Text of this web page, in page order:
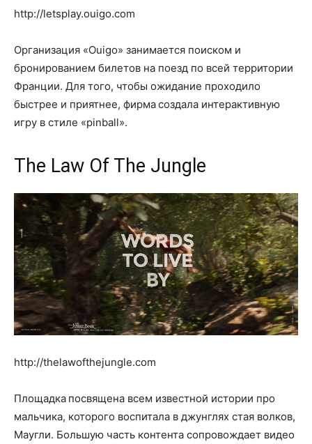
http://letsplay.ouigo.com
Организация «Ouigo» занимается поиском и
бронированием билетов на поезд по всей территории
Франции. Для того, чтобы ожидание проходило
быстрее и приятнее, фирма создала интерактивную
игру в стиле «pinball».
The Law Of The Jungle
http://thelawofthejungle.com
Площадка посвящена всем известной истории про
мальчика, которого воспитала в джунглях стая волков,
Маугли. Большую часть контента сопровождает видео